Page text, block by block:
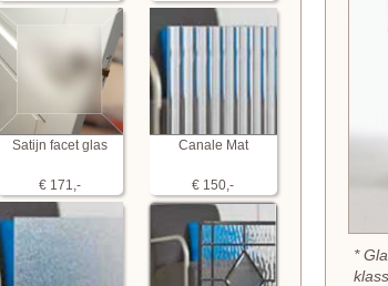
Satijn facet glas
€ 171,-
Canale Mat
€ 150,-
*